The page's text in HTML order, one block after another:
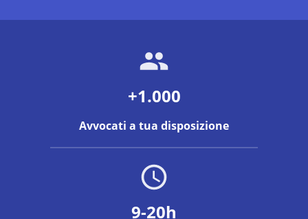
+1.000
Avvocati a tua disposizione
9-20h